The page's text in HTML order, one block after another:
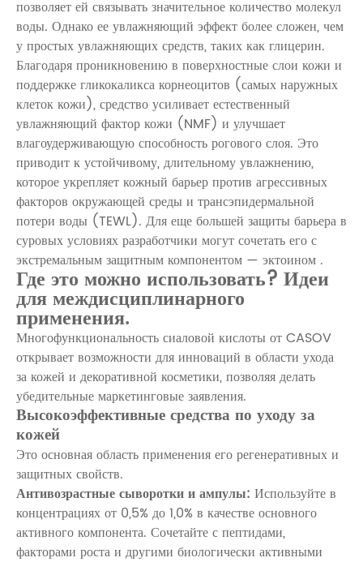
позволяет ей связывать значительное количество молекул
воды. Однако ее увлажняющий эффект более сложен, чем
у простых увлажняющих средств, таких как глицерин.
Благодаря проникновению в поверхностные слои кожи и
поддержке гликокаликса корнеоцитов (самых наружных
клеток кожи), средство усиливает естественный
увлажняющий фактор кожи (NMF) и улучшает
влагоудерживающую способность рогового слоя. Это
приводит к устойчивому, длительному увлажнению,
которое укрепляет кожный барьер против агрессивных
факторов окружающей среды и трансэпидермальной
потери воды (TEWL). Для еще большей защиты барьера в
суровых условиях разработчики могут сочетать его с
экстремальным защитным компонентом — эктоином .
Где это можно использовать? Идеи
для междисциплинарного
применения.
Многофункциональность сиаловой кислоты от CASOV
открывает возможности для инноваций в области ухода
за кожей и декоративной косметики, позволяя делать
убедительные маркетинговые заявления.
Высокоэффективные средства по уходу за
кожей
Это основная область применения его регенеративных и
защитных свойств.
Антивозрастные сыворотки и ампулы: Используйте в
концентрациях от 0,5% до 1,0% в качестве основного
активного компонента. Сочетайте с пептидами,
факторами роста и другими биологически активными